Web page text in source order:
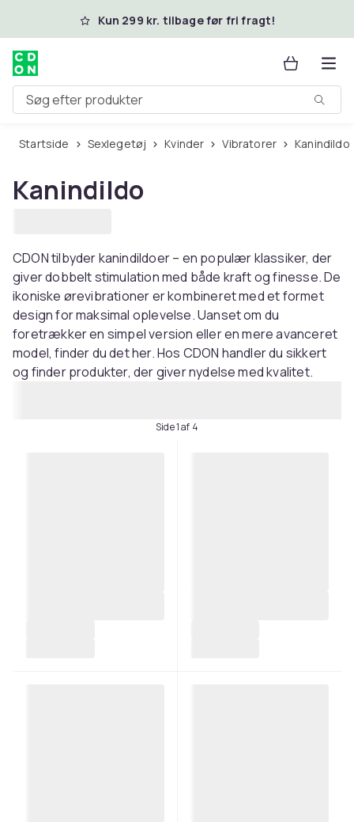
Spring til hovedindhold
Kun 299 kr. tilbage før fri fragt!
Søg efter produkter
Startside Sexlegetøj Kvinder Vibratorer Kanindildo
Kanindildo
CDON tilbyder kanindildoer – en populær klassiker, der
giver dobbelt stimulation med både kraft og finesse. De
ikoniske ørevibrationer er kombineret med et formet
design for maksimal oplevelse. Uanset om du
foretrækker en simpel version eller en mere avanceret
model, finder du det her. Hos CDON handler du sikkert
og finder produkter, der giver nydelse med kvalitet.
Side 1 af 4